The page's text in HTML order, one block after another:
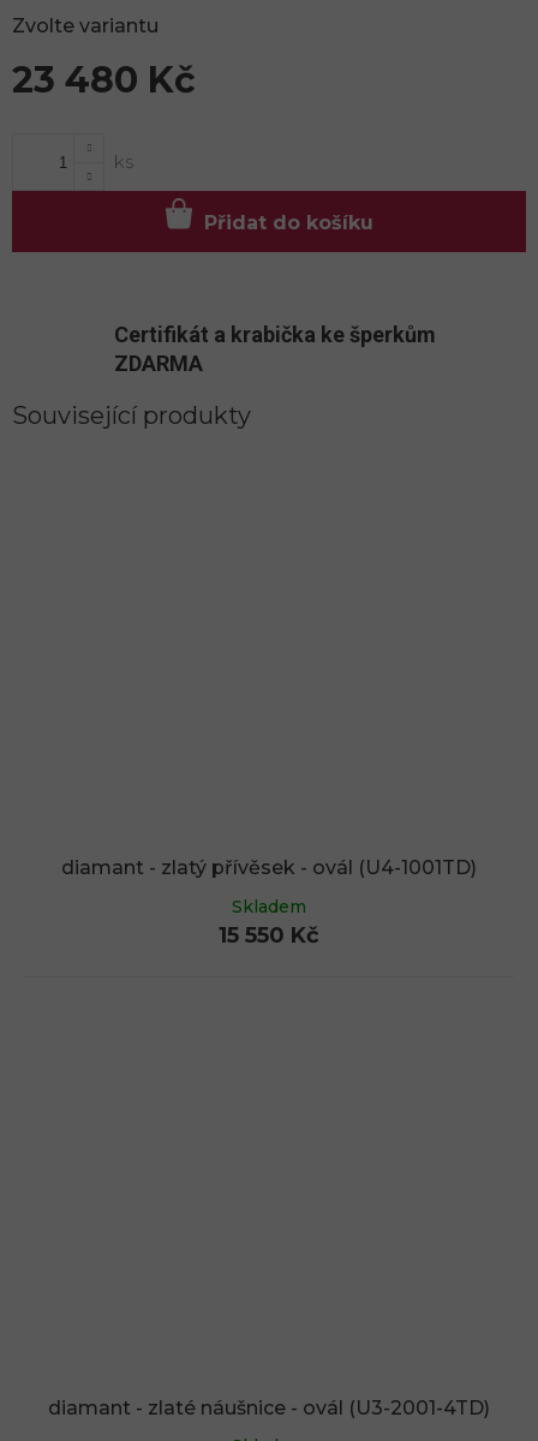
23 480 Kč
Zvolte variantu
Přidat do košíku
Certifikát a krabička ke šperkům
ZDARMA
Související produkty
diamant - zlatý přívěsek - ovál (U4-1001TD)
Skladem
15 550 Kč
diamant - zlaté náušnice - ovál (U3-2001-4TD)